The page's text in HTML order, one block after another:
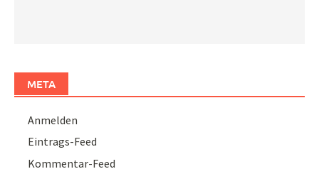
META
Anmelden
Eintrags-Feed
Kommentar-Feed